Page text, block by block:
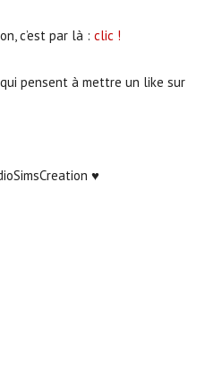
c’est par là : clic !
pensent à mettre un like sur
♥